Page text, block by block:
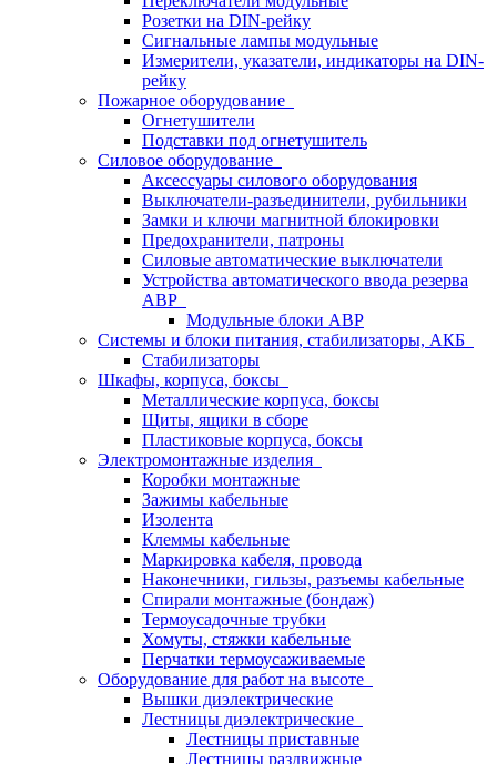
Розетки на DIN-рейку
Сигнальные лампы модульные
Измерители, указатели, индикаторы на DIN-
рейку
Пожарное оборудование
Огнетушители
Подставки под огнетушитель
Силовое оборудование
Аксессуары силового оборудования
Выключатели-разъединители, рубильники
Замки и ключи магнитной блокировки
Предохранители, патроны
Силовые автоматические выключатели
Устройства автоматического ввода резерва
АВР
Модульные блоки АВР
Системы и блоки питания, стабилизаторы, АКБ
Стабилизаторы
Шкафы, корпуса, боксы
Металлические корпуса, боксы
Щиты, ящики в сборе
Пластиковые корпуса, боксы
Электромонтажные изделия
Коробки монтажные
Зажимы кабельные
Изолента
Клеммы кабельные
Маркировка кабеля, провода
Наконечники, гильзы, разъемы кабельные
Спирали монтажные (бондаж)
Термоусадочные трубки
Хомуты, стяжки кабельные
Перчатки термоусаживаемые
Оборудование для работ на высоте
Вышки диэлектрические
Лестницы диэлектрические
Лестницы приставные
Лестницы раздвижные